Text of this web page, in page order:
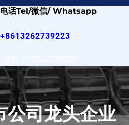
电话Tel/微信/ Whatsapp
+8613262739223
公司龙头企业